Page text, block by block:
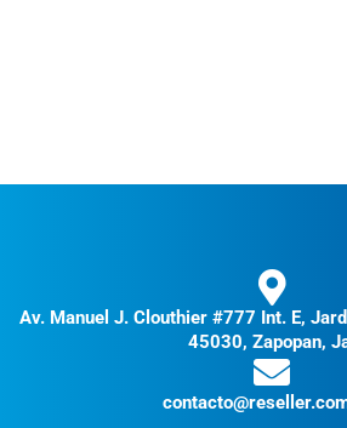
Av. Manuel J. Clouthier #777 Int. E,
45030, Zapopan,